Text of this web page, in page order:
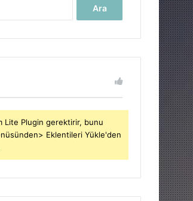
Lite Plugin gerektirir, bunu
Eklentileri Yükle'den